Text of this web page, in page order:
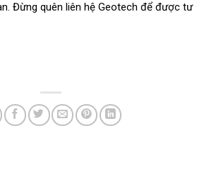
Đừng quên liên hệ Geotech để được tư